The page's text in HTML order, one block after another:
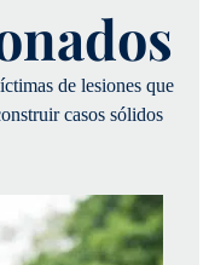
de lesiones que
casos sólidos